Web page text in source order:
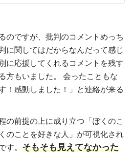
のですが、批判のコメントめっち
に関してはだからなんだって感じ
に応援してくれるコメントを残す
方もいました。 会ったこともな
！感動しました！」と連絡が来る
の前提の上に成り立つ「ぼくのこ
のことを好きな人」が可視化され
す。 そもそも見えてなかった